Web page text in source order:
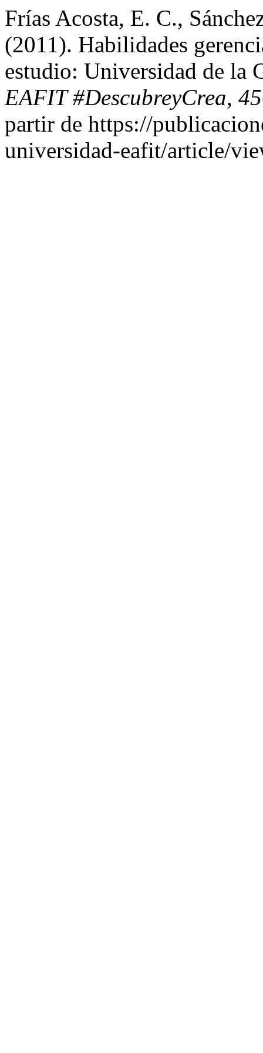
Frías Acosta, E. C.,
(2011). Habilidades
estudio: Universidad de la
EAFIT #DescubreyCrea, 45
partir de https://
universidad-eafit/article/